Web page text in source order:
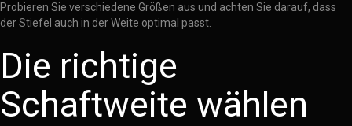
Probieren Sie verschiedene Größen aus und achten Sie darauf, dass
der Stiefel auch in der Weite optimal passt.
Die richtige
Schaftweite wählen